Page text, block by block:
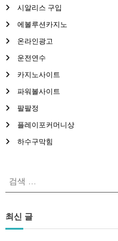
시알리스 구입
에볼루션카지노
온라인광고
운전연수
카지노사이트
파워볼사이트
팔팔정
플레이포커머니상
하수구막힘
검색:
최신 글